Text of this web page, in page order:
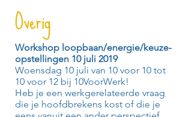
Overig
Workshop loopbaan/energie/keuze-
opstellingen 10 juli 2019
Woensdag 10 juli van 10 voor 10 tot
10 voor 12 bij 10VoorWerk!
Heb je een werkgerelateerde vraag
die je hoofdbrekens kost of die je